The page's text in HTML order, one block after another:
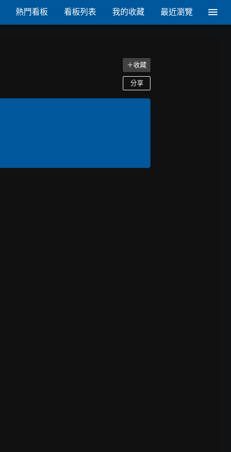
熱門看板 看板列表 我的收藏 最近瀏覽
＋收藏
分享